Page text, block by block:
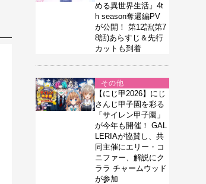
める異世界生活』4t
h season奪還編PV
が公開！ 第12話(第7
8話)あらすじ＆先行
カットも到着
その他
【にじ甲2026】にじ
さんじ甲子園を彩る
「サイレン甲子園」
が今年も開催！ GAL
LERIAが協賛し、共
同主催にエリー・コ
ニファー、解説にク
ララ チャームウッド
が参加